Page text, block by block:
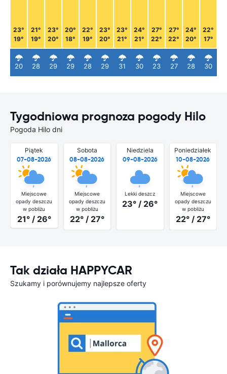
23°
19°
20
21°
19°
28
23°
20°
29
20°
18°
29
22°
19°
28
23°
20°
29
23°
21°
31
24°
21°
30
27°
22°
23
27°
22°
27
24°
20°
28
22°
17°
30
Tygodniowa prognoza pogody Hilo
Pogoda Hilo dni
Piątek
07-08-2026
Miejscowe
opady deszczu
w pobliżu
21° / 26°
Sobota
08-08-2026
Miejscowe
opady deszczu
w pobliżu
22° / 27°
Niedziela
09-08-2026
Lekki deszcz
23° / 26°
Poniedziałek
10-08-2026
Miejscowe
opady deszczu
w pobliżu
22° / 27°
Tak działa HAPPYCAR
Szukamy i porównujemy najlepsze oferty